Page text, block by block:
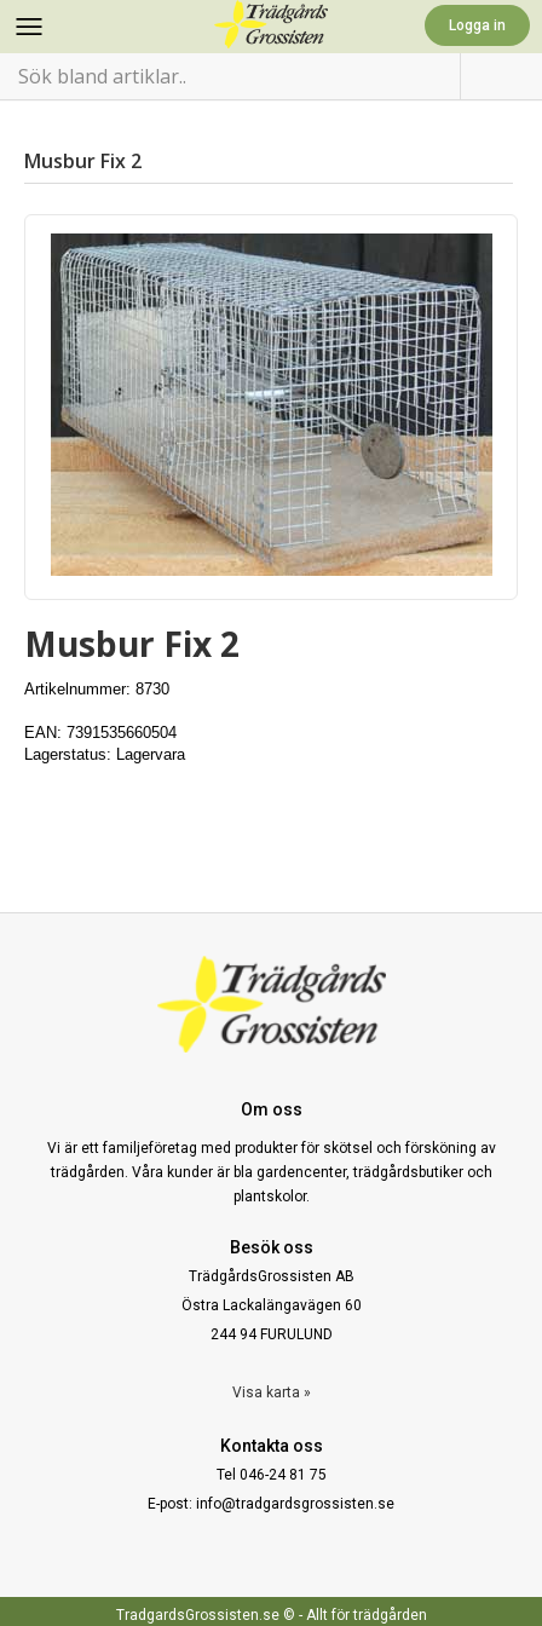
Musbur Fix 2
Musbur Fix 2
Artikelnummer: 8730
EAN: 7391535660504
Lagerstatus: Lagervara
Om oss
Vi är ett familjeföretag med produkter för skötsel och försköning av
trädgården. Våra kunder är bla gardencenter, trädgårdsbutiker och
plantskolor.
Besök oss
TrädgårdsGrossisten AB
Östra Lackalängavägen 60
244 94 FURULUND
Visa karta »
Kontakta oss
Tel 046-24 81 75
E-post: info@tradgardsgrossisten.se
TradgardsGrossisten.se © - Allt för trädgården